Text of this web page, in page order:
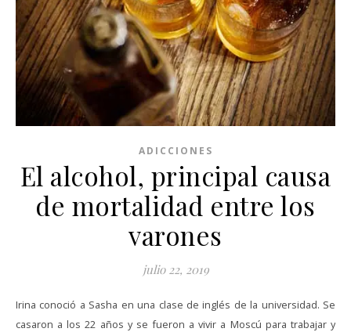
ADICCIONES
El alcohol, principal causa
de mortalidad entre los
varones
julio 22, 2019
Irina conoció a Sasha en una clase de inglés de la universidad. Se
casaron a los 22 años y se fueron a vivir a Moscú para trabajar y